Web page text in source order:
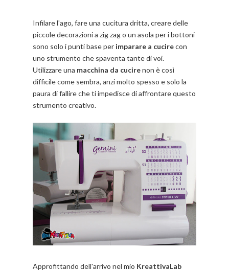
Infilare l'ago, fare una cucitura dritta, creare delle
piccole decorazioni a zig zag o un asola per i bottoni
sono solo i punti base per imparare a cucirecon
uno strumento che spaventa tante di voi.
Utilizzare una macchina da cucirenon è così
difficile come sembra, anzi molto spesso e solo la
paura di fallire che ti impedisce di affrontare questo
strumento creativo.
Approfittando dell'arrivo nel mio KreattivaLab